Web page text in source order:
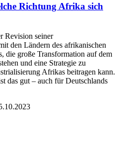
Richtung Afrika sich
Revision seiner
den Ländern des afrikanischen
die große Transformation auf dem
und eine Strategie zu
Afrikas beitragen kann.
das gut – auch für Deutschlands